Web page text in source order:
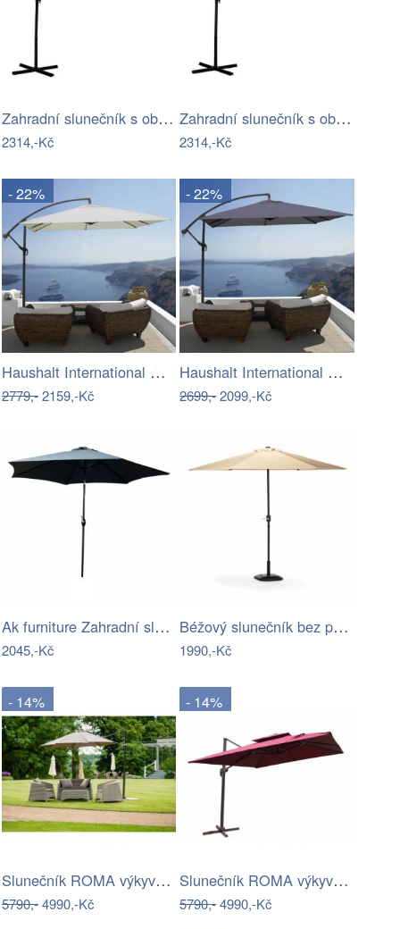
Zahradní slunečník s obalem PL-881,…
2314,-Kč
Zahradní slunečník s obalem PL-881,…
2314,-Kč
- 22%
Haushalt International Hliníkový boční…
2779,-2159,-Kč
- 22%
Haushalt International Hliníkový boční…
2699,-2099,-Kč
Ak furniture Zahradní slunečník ORIENT…
2045,-Kč
Béžový slunečník bez podstavce Bonami…
1990,-Kč
- 14%
Slunečník ROMA výkyvný ALU 3/8/64,…
5790,-4990,-Kč
- 14%
Slunečník ROMA výkyvný 3x3m - červený
5790,-4990,-Kč